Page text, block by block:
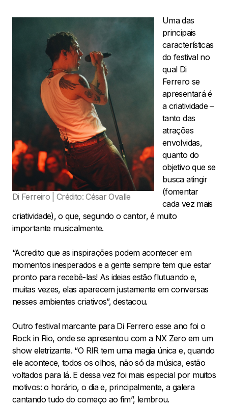
Di Ferreiro | Crédito: César Ovalle
Uma das
principais
características
do festival no
qual Di
Ferrero se
apresentará é
a criatividade –
tanto das
atrações
envolvidas,
quanto do
objetivo que se
busca atingir
(fomentar
cada vez mais
criatividade), o que, segundo o cantor, é muito
importante musicalmente.
“Acredito que as inspirações podem acontecer em
momentos inesperados e a gente sempre tem que estar
pronto para recebê-las! As ideias estão flutuando e,
muitas vezes, elas aparecem justamente em conversas
nesses ambientes criativos”, destacou.
Outro festival marcante para Di Ferrero esse ano foi o
Rock in Rio, onde se apresentou com a NX Zero em um
show eletrizante. “O RIR tem uma magia única e, quando
ele acontece, todos os olhos, não só da música, estão
voltados para lá. E dessa vez foi mais especial por muitos
motivos: o horário, o dia e, principalmente, a galera
cantando tudo do começo ao fim”, lembrou.